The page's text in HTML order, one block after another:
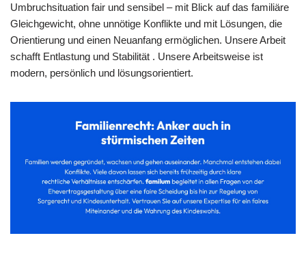
Umbruchsituation fair und sensibel – mit Blick auf das familiäre
Gleichgewicht, ohne unnötige Konflikte und mit Lösungen, die
Orientierung und einen Neuanfang ermöglichen. Unsere Arbeit
schafft Entlastung und Stabilität . Unsere Arbeitsweise ist
modern, persönlich und lösungsorientiert.